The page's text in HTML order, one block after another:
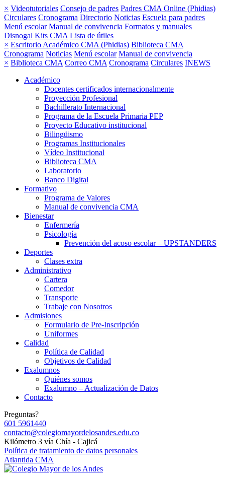
× Videotutoriales Consejo de padres Padres CMA Online (Phidias)
Circulares Cronograma Directorio Noticias Escuela para padres
Menú escolar Manual de convivencia Formatos y manuales
Disnogal Kits CMA Lista de útiles
× Escritorio Académico CMA (Phidias) Biblioteca CMA
Cronograma Noticias Menú escolar Manual de convivencia
× Biblioteca CMA Correo CMA Cronograma Circulares INEWS
Académico
Docentes certificados internacionalmente
Proyección Profesional
Bachillerato Internacional
Programa de la Escuela Primaria PEP
Proyecto Educativo institucional
Bilingüismo
Programas Institucionales
Vídeo Institucional
Biblioteca CMA
Laboratorio
Banco Digital
Formativo
Programa de Valores
Manual de convivencia CMA
Bienestar
Enfermería
Psicología
Prevención del acoso escolar – UPSTANDERS
Deportes
Clases extra
Administrativo
Cartera
Comedor
Transporte
Trabaje con Nosotros
Admisiones
Formulario de Pre-Inscripción
Uniformes
Calidad
Política de Calidad
Objetivos de Calidad
Exalumnos
Quiénes somos
Exalumno – Actualización de Datos
Contacto
Preguntas?
601 5961440
contacto@colegiomayordelosandes.edu.co
Kilómetro 3 vía Chía - Cajicá
Política de tratamiento de datos personales
Atlantida CMA